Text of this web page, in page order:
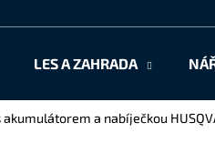
LES A ZAHRADA
a nabíječkou